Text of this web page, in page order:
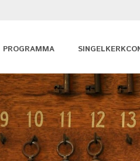
PROGRAMMA